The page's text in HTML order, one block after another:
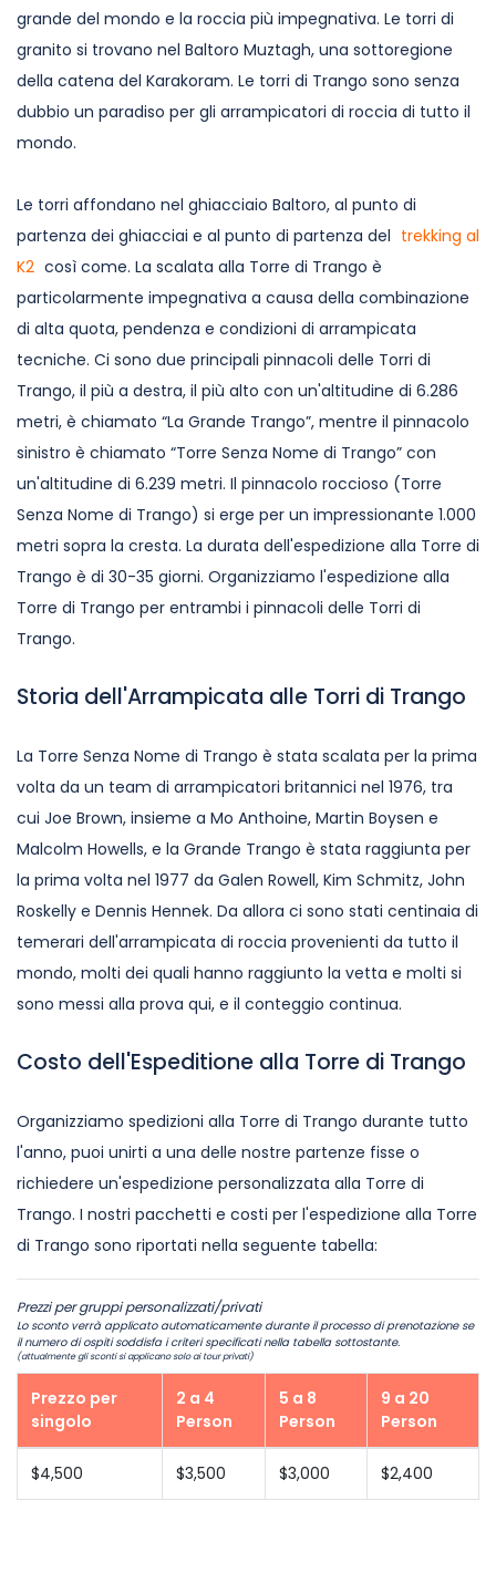
grande del mondo e la roccia più impegnativa. Le torri di
granito si trovano nel Baltoro Muztagh, una sottoregione
della catena del Karakoram. Le torri di Trango sono senza
dubbio un paradiso per gli arrampicatori di roccia di tutto il
mondo.
Le torri affondano nel ghiacciaio Baltoro, al punto di
partenza dei ghiacciai e al punto di partenza del trekking al
K2 così come. La scalata alla Torre di Trango è
particolarmente impegnativa a causa della combinazione
di alta quota, pendenza e condizioni di arrampicata
tecniche. Ci sono due principali pinnacoli delle Torri di
Trango, il più a destra, il più alto con un'altitudine di 6.286
metri, è chiamato “La Grande Trango”, mentre il pinnacolo
sinistro è chiamato “Torre Senza Nome di Trango” con
un'altitudine di 6.239 metri. Il pinnacolo roccioso (Torre
Senza Nome di Trango) si erge per un impressionante 1.000
metri sopra la cresta. La durata dell'espedizione alla Torre di
Trango è di 30-35 giorni. Organizziamo l'espedizione alla
Torre di Trango per entrambi i pinnacoli delle Torri di
Trango.
Storia dell'Arrampicata alle Torri di Trango
La Torre Senza Nome di Trango è stata scalata per la prima
volta da un team di arrampicatori britannici nel 1976, tra
cui Joe Brown, insieme a Mo Anthoine, Martin Boysen e
Malcolm Howells, e la Grande Trango è stata raggiunta per
la prima volta nel 1977 da Galen Rowell, Kim Schmitz, John
Roskelly e Dennis Hennek. Da allora ci sono stati centinaia di
temerari dell'arrampicata di roccia provenienti da tutto il
mondo, molti dei quali hanno raggiunto la vetta e molti si
sono messi alla prova qui, e il conteggio continua.
Costo dell'Espeditione alla Torre di Trango
Organizziamo spedizioni alla Torre di Trango durante tutto
l'anno, puoi unirti a una delle nostre partenze fisse o
richiedere un'espedizione personalizzata alla Torre di
Trango. I nostri pacchetti e costi per l'espedizione alla Torre
di Trango sono riportati nella seguente tabella:
Prezzi per gruppi personalizzati/privati
Lo sconto verrà applicato automaticamente durante il processo di prenotazione se
il numero di ospiti soddisfa i criteri specificati nella tabella sottostante.
(attualmente gli sconti si applicano solo ai tour privati)
Prezzo per
singolo
2 a 4
Person
5 a 8
Person
9 a 20
Person
$4,500 $3,500 $3,000 $2,400